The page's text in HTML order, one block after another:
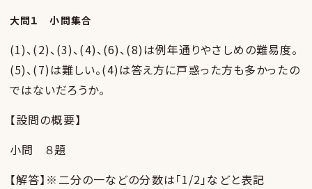
大問１ 小問集合
(1)、(2)、(3)、(4)、(6)、(8)は例年通りやさしめの難易度。
(5)、(7)は難しい。(4)は答え方に戸惑った方も多かったの
ではないだろうか。
【設問の概要】
小問 ８題
【解答】※二分の一などの分数は「1/2」などと表記